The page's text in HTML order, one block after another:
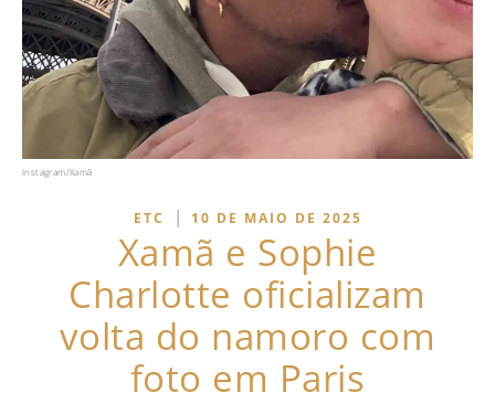
Instagram/Xamã
ETC | 10 DE MAIO DE 2025
Xamã e Sophie
Charlotte oficializam
volta do namoro com
foto em Paris